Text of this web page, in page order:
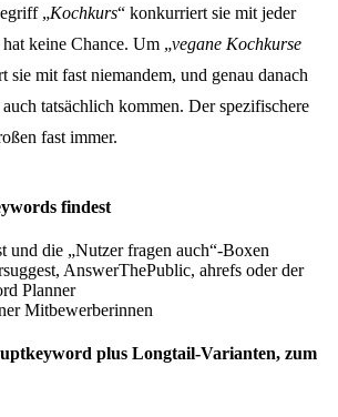
„Kochkurs“ konkurriert sie mit jeder
keine Chance. Um „vegane Kochkurse
sie mit fast niemandem, und genau danach
tatsächlich kommen. Der spezifischere
fast immer.
findest
und die „Nutzer fragen auch“-Boxen
AnswerThePublic, ahrefs oder der
Planner
Mitbewerberinnen
plus Longtail-Varianten, zum